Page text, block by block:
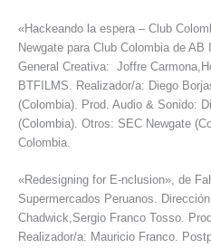
«Hackeando la espera – Club
Newgate para Club Colombia de
General Creativa: Joffre
BTFILMS. Realizador/a: Diego
(Colombia). Prod. Audio & Sonido:
(Colombia). Otros: SEC Newgate
Colombia.
«Redesigning for E-nclusion», de
Supermercados Peruanos.
Chadwick,Sergio Franco Tosso.
Realizador/a: Mauricio Franco.